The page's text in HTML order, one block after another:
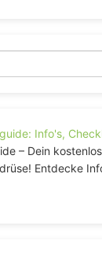
– Dein
Entdecke